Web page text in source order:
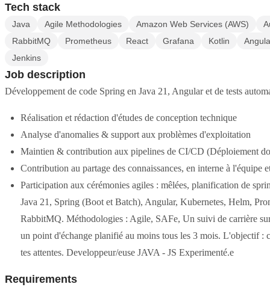
Tech stack
Java Agile Methodologies Amazon Web Services (AWS)
RabbitMQ
Prometheus React Grafana Kotlin
Jenkins
Job description
Développement de code Spring en Java 21, Angular et de tests
Réalisation et rédaction d'études de conception technique
Analyse d'anomalies & support aux problèmes d'exploitation
Maintien & contribution aux pipelines de CI/CD (Déploiement
Contribution au partage des connaissances, en interne à l'équipe
Participation aux cérémonies agiles : mêlées, planification de
Java 21, Spring (Boot et Batch), Angular, Kubernetes, Helm,
RabbitMQ. Méthodologies : Agile, SAFe, Un suivi de carrière
un point d'échange planifié au moins tous les 3 mois. L'objectif :
tes attentes. Developpeur/euse JAVA - JS Experimenté.e
Requirements